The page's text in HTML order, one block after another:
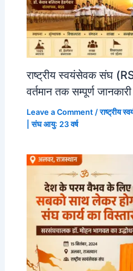
राष्ट्रीय स्वयंसेवक संघ
वर्तमान तक सम्पूर्ण
Leave a Comment /राष्ट्रीय
| संघ आयु: 23 वर्ष